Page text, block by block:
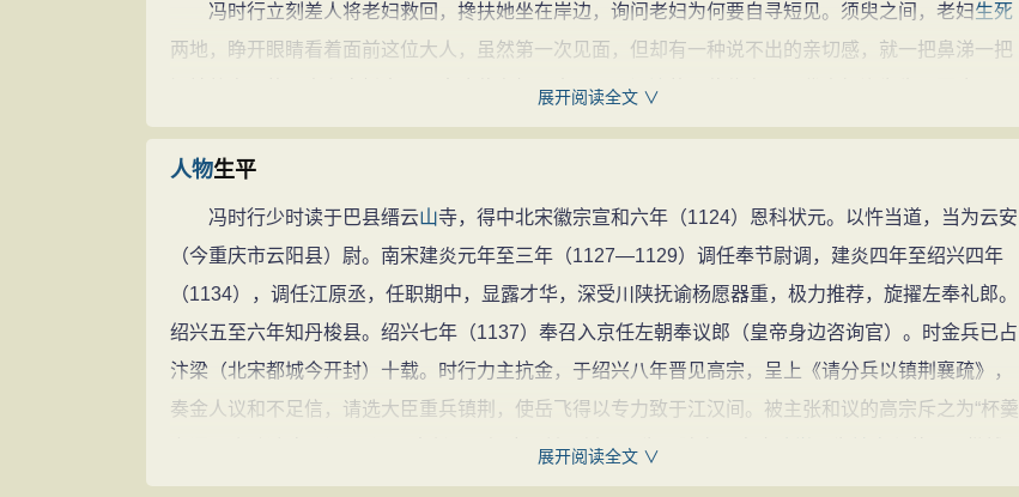
冯时行立刻差人将老妇救回，搀扶她坐在岸边，询问老妇为何要自寻短见。须臾之间，老妇生死
两地，睁开眼睛看着面前这位大人，虽然第一次见面，但却有一种说不出的亲切感，就一把鼻涕一把
泪地将自己的不幸和盘托出：原来这位老妇，本是万州江边
年，官府赋税越来越重，丈夫和儿子为了能多打些鱼，被迫涉险到江中更远处打渔，好不容易有了更
大收获回来时，却被恶霸孙奇虎抢了鱼，并毒打致死。
冯时行气愤之极，强压怒火，沉沉地问道：“那您怎么不去官府伸冤，却跑来沉江呢？”
“大人有所不知，这孙奇虎有转运判官李炯大人做后台，没人敢惹。”老妇越说眼泪越多。
安慰 老妇：“您放心，这件事我管了。”没过多久，冯时行收集到恶霸孙奇虎几年来犯下的罪
行，状纸足有一尺多厚，冯时行当众宣判：恶霸孙奇虎为患乡里，恶迹累累，立 马
上报朝廷，秋后问
斩！
百姓
拍手称快，但万州转运判官李炯却怀恨在心。
冯时行看着大家久违的笑脸，高声说道：“诸位乡邻，我冯时行是来和大家一起治理万州的，这些
县乡土地肥沃，那就种田，一句话，就是让大家安居乐业。”
展开阅读全文 ∨
人物生平
冯时行少时读于巴县缙云山寺，得中北宋徽宗宣和六年（1124）恩科状元。以忤当道，当为云安
（今重庆市云阳县）尉。南宋建炎元年至三年（1127—1129）调任奉节尉调，建炎四年至绍兴四年
（1134），调任江原丞，任职期中，显露才华，深受川陕抚谕杨愿器重，极力推荐，旋擢左奉礼郎。
绍兴五至六年知丹梭县。绍兴七年（1137）奉召入京任左朝奉议郎（皇帝身边咨询官）。时金兵已占
汴梁（北宋都城今开封）十载。时行力主抗金，于绍兴八年晋见高宗，呈上《请分兵以镇荆襄疏》，
奏金人议和不足信，请选大臣重兵镇荆，使岳飞得以专力致于江汉间。被主张和议的高宗斥之为“杯羹
之语”。绍兴九年（1139），出任万州知府，镇邪锄恶，为民除害，惠农
财。绍兴十一年（1141），转运判官李炯，企图以提取万州大量积钱，向朝廷献媚固宠，率500飞虎
展开阅读全文 ∨